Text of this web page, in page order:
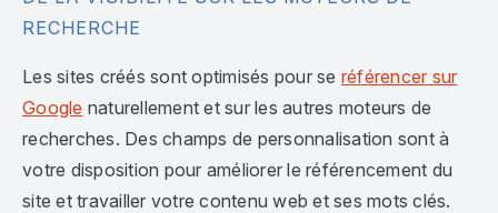
RECHERCHE
Les sites créés sont optimisés pour se référencer sur
Google naturellement et sur les autres moteurs de
recherches. Des champs de personnalisation sont à
votre disposition pour améliorer le référencement du
site et travailler votre contenu web et ses mots clés.